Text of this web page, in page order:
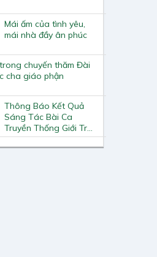
Mái ấm của tình yêu,
mái nhà đầy ân phúc
chuyến thăm Đài
cha giáo phận
Thông Báo Kết Quả
Sáng Tác Bài Ca
Truyền Thống Giới Trẻ
Giáo Phận Bắc Ninh